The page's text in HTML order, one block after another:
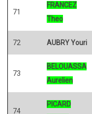
71
FRANCEZ
Theo
72 AUBRY Youri
73
BELOUASSA
Aurelien
74
PICARD